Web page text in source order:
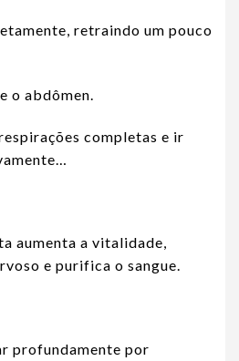
retraindo um pouco
o abdômen.
completas e ir
aumenta a vitalidade,
e purifica o sangue.
profundamente por